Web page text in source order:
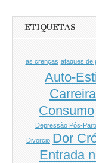
ETIQUETAS
as crenças ataques de
Auto-
Carreira
Consumo
Depressão Pós-
Divorcio Dor
Entrada